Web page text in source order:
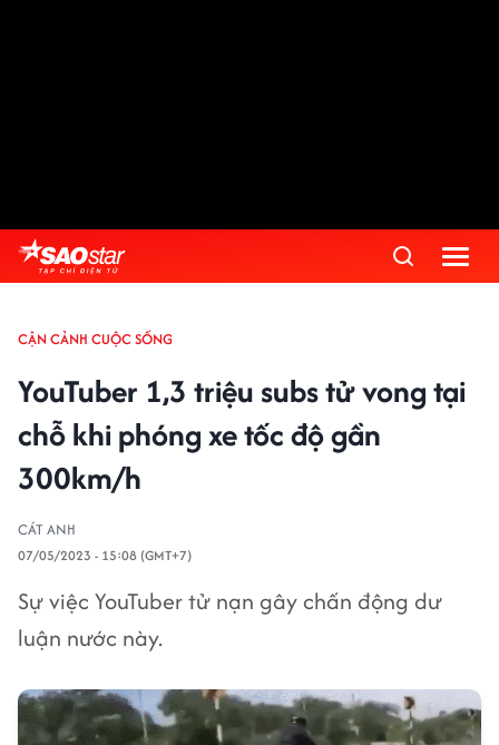
CẬN CẢNH CUỘC SỐNG
YouTuber 1,3 triệu subs tử vong tại
chỗ khi phóng xe tốc độ gần
300km/h
CÁT ANH
07/05/2023 - 15:08 (GMT+7)
Sự việc YouTuber tử nạn gây chấn động dư
luận nước này.